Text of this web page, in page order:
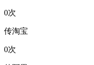
0次
传淘宝
0次